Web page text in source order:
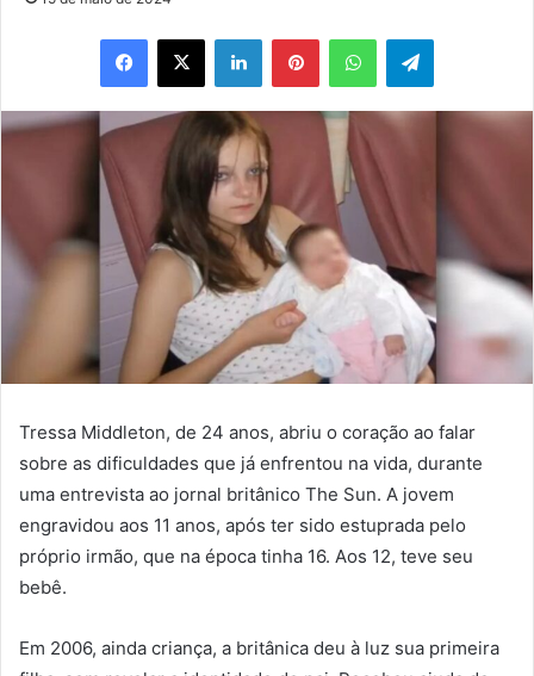
Facebook
X LinkedinPinterestWhatsAppTelegram
Tressa Middleton, de 24 anos, abriu o coração ao falar
sobre as dificuldades que já enfrentou na vida, durante
uma entrevista ao jornal britânico The Sun. A jovem
engravidou aos 11 anos, após ter sido estuprada pelo
próprio irmão, que na época tinha 16. Aos 12, teve seu
bebê.
Em 2006, ainda criança, a britânica deu à luz sua primeira